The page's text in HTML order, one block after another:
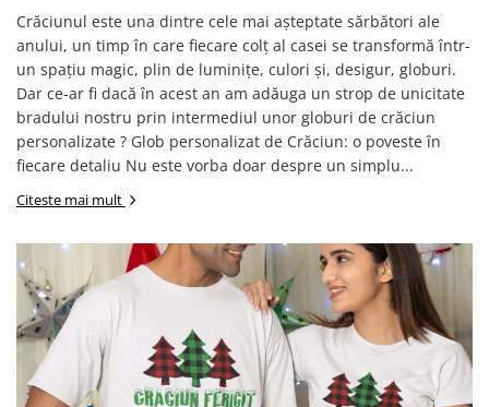
Crăciunul este una dintre cele mai așteptate sărbători ale
anului, un timp în care fiecare colț al casei se transformă într-
un spațiu magic, plin de luminițe, culori și, desigur, globuri.
Dar ce-ar fi dacă în acest an am adăuga un strop de unicitate
bradului nostru prin intermediul unor globuri de crăciun
personalizate ? Glob personalizat de Crăciun: o poveste în
fiecare detaliu Nu este vorba doar despre un simplu...
Citeste mai mult